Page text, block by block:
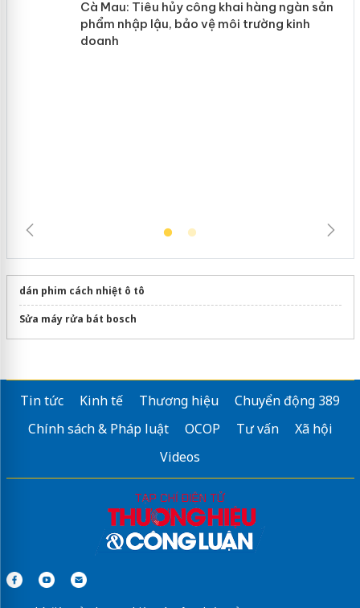
Hưng Yên: Xử lý 6 hộ kinh doanh bán
hàng giả mạo nhãn hiệu Adidas, Nike
dán phim cách nhiệt ô tô
Sửa máy rửa bát bosch
Tin tức Kinh tế Thương hiệu
Chuyển động 389
Chính sách & Pháp luật
OCOP Tư vấn
Xã hội
Videos